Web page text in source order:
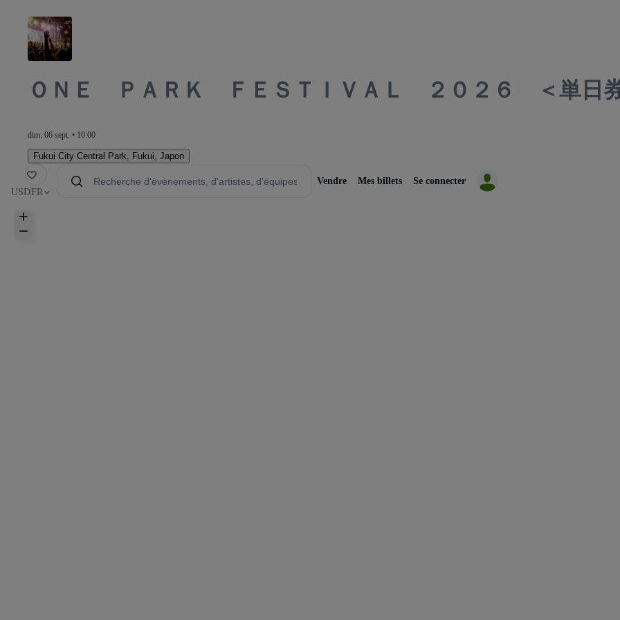
ＯＮＥ ＰＡＲＫ ＦＥＳＴＩＶＡＬ ２０２６ ＜単日
dim. 06 sept. • 10:00
Fukui City Central Park Fukui, Japon
USD FR
Vendre Mes billets Se connecter